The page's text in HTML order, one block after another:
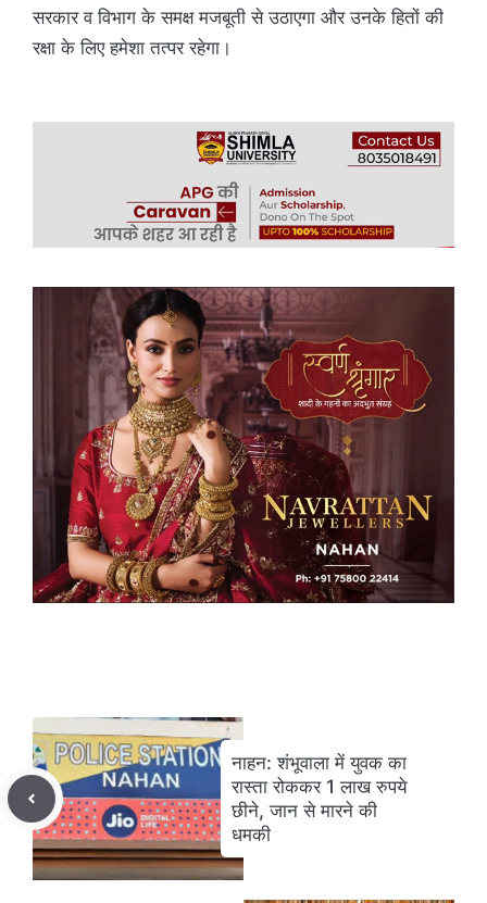
सरकार व विभाग के समक्ष मजबूती से उठाएगा और उनके हितों की
रक्षा के लिए हमेशा तत्पर रहेगा।
नाहन: शंभूवाला में युवक का
रास्ता रोककर 1 लाख रुपये
छीने, जान से मारने की
धमकी